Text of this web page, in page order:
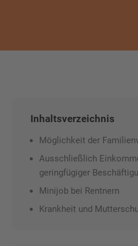
Inhaltsverzeichnis
Möglichkeit der
Ausschließlich
geringfügiger
Minijob bei Rentnern
Krankheit und